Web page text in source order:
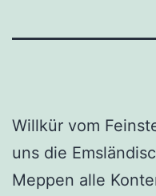
Willkür vom
uns die
Meppen alle